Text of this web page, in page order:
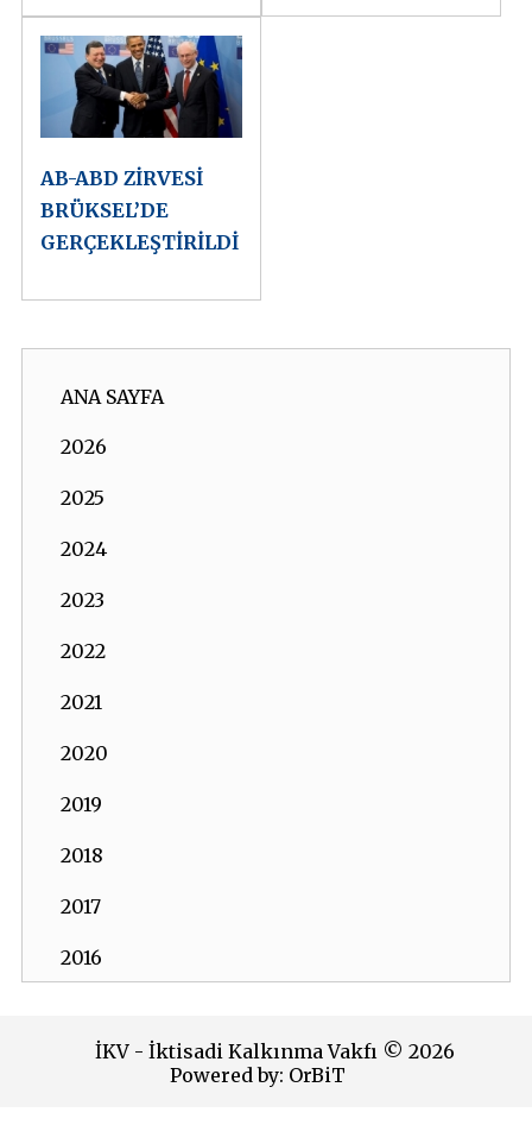
AB-ABD ZİRVESİ
BRÜKSEL’DE
GERÇEKLEŞTİRİLDİ
ANA SAYFA
2026
2025
2024
2023
2022
2021
2020
2019
2018
2017
2016
2014İKV - İktisadi Kalkınma Vakfı © 2026
Powered by: OrBiT